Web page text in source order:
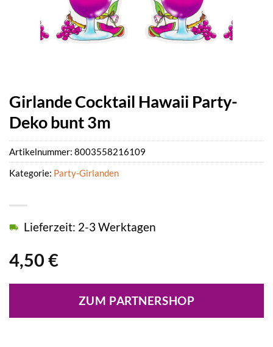
Girlande Cocktail Hawaii Party-
Deko bunt 3m
4,50 €
Lieferzeit: 2-3 Werktagen
ZUM PARTNERSHOP
Artikelnummer: 8003558216109
Kategorie: Party-Girlanden